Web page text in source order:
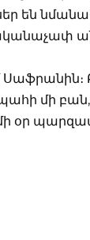
են
մի բան,
օր